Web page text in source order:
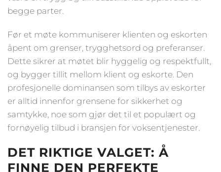
begge parter.
Før et møte kommuniserer klienten og eskorten
åpent om grenser, trygghetsord og preferanser.
Dette sikrer at møtet blir hyggelig og respektfullt,
og bygger tillit mellom klient og eskorte. Den
profesjonelle dominansen som tilbys av eskorter
er alltid innenfor grensene for sikkerhet og
samtykke, noe som gjør det til et populært og
fornøyelig tilbud i bransjen for voksentjenester.
DET RIKTIGE VALGET: Å
FINNE DEN PERFEKTE